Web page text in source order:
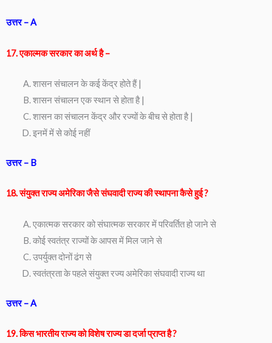
उत्तर – A
17. एकाल्मक सरकार का अर्थ है –
शासन संचालन के कई केंद्र होते हैं |
शासन संचालन एक स्थान से होता है |
शासन का संचालन केंद्र और रज्यों के बीच से होता है |
इनमें में से कोई नहीं
उत्तर – B
18. संयुक्त राज्य अमेरिका जैसे संघवादी राज्य की स्थापना कैसे हुई ?
एकात्मक सरकार को संघात्मक सरकार में परिवर्तित हो जाने से
कोई स्वतंत्र राज्यों के आपस में मिल जाने से
उपर्युक्त दोनों ढंग से
स्वतंत्रता के पहले संयुक्त रज्य अमेरिका संघवादी राज्य था
उत्तर – A
19. किस भारतीय राज्य को विशेष राज्य डा दर्जा प्राप्त है ?